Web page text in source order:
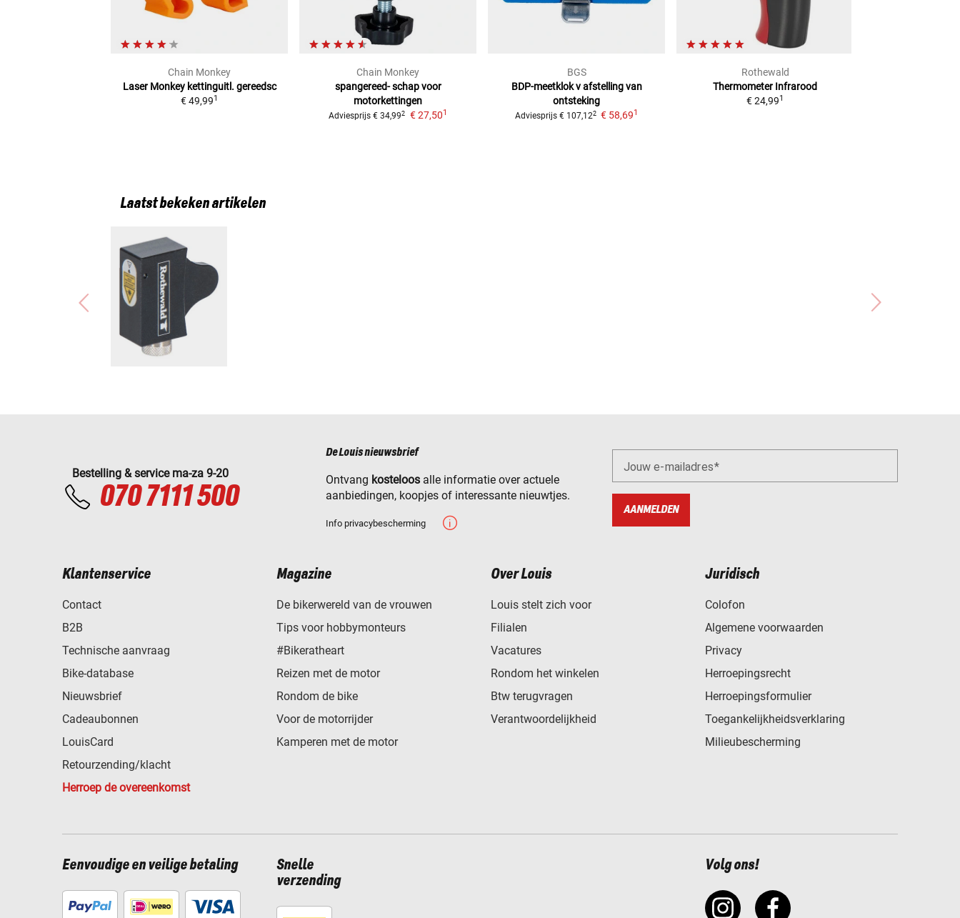
Chain Monkey
Laser Monkey kettinguitl. gereedsc
€ 49,991
Chain Monkey
spangereed- schap voor
motorkettingen
Adviesprijs € 34,992 € 27,501
BGS
BDP-meetklok v afstelling van
ontsteking
Adviesprijs € 107,122 € 58,691
Rothewald
Thermometer Infrarood
€ 24,991
Laatst bekeken artikelen
Bestelling & service ma-za 9-20
070 7111 500
De Louis nieuwsbrief
Ontvang kosteloos alle informatie over actuele
aanbiedingen, koopjes of interessante nieuwtjes.
Info privacybescherming
Jouw e-mailadres
AANMELDEN
Klantenservice
Contact
B2B
Technische aanvraag
Bike-database
Nieuwsbrief
Cadeaubonnen
LouisCard
Retourzending/klacht
Herroep de overeenkomst
Magazine
De bikerwereld van de vrouwen
Tips voor hobbymonteurs
#Bikeratheart
Reizen met de motor
Rondom de bike
Voor de motorrijder
Kamperen met de motor
Over Louis
Louis stelt zich voor
Filialen
Vacatures
Rondom het winkelen
Btw terugvragen
Verantwoordelijkheid
Juridisch
Colofon
Algemene voorwaarden
Privacy
Herroepingsrecht
Herroepingsformulier
Toegankelijkheidsverklaring
Milieubescherming
Eenvoudige en veilige betaling
Snelle
verzending
Volg ons!